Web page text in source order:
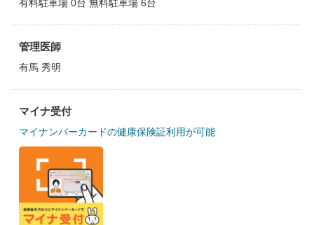
有料駐車場 0台 無料駐車場 6台
管理医師
有馬 秀明
マイナ受付
マイナンバーカードの健康保険証利用が可能